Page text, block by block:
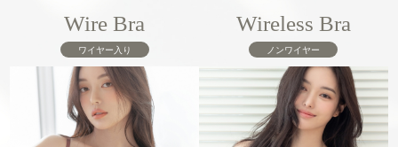
Wire Bra
ワイヤー入り
Wireless Bra
ノンワイヤー